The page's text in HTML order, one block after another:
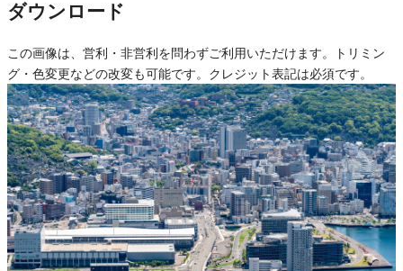
ダウンロード
この画像は、営利・非営利を問わずご利用いただけます。トリミン
グ・色変更などの改変も可能です。クレジット表記は必須です。
※本サイトの利用規約 も適用されます。
営利利用
可
改変
可
クレジット表記